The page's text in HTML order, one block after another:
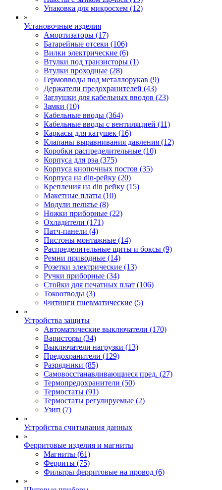
Упаковка для микросхем (12)
»
Установочные изделия
Амортизаторы (17)
Батарейные отсеки (106)
Вилки электрические (6)
Втулки под транзисторы (1)
Втулки проходные (28)
Гермовводы под металлорукав (9)
Держатели предохранителей (43)
Заглушки для кабельных вводов (23)
Замки (10)
Кабельные вводы (364)
Кабельные вводы с вентиляцией (11)
Каркасы для катушек (16)
Клапаны выравнивания давления (12)
Коробки распределительные (10)
Корпуса для рэа (375)
Корпуса кнопочных постов (35)
Корпуса на din-рейку (20)
Крепления на din рейку (15)
Макетные платы (10)
Модули пельтье (8)
Ножки приборные (22)
Охладители (171)
Патч-панели (4)
Пистоны монтажные (14)
Распределительные щиты и боксы (9)
Ремни приводные (14)
Розетки электрические (13)
Ручки приборные (34)
Стойки для печатных плат (106)
Токоотводы (3)
Фитинги пневматические (5)
»
Устройства защиты
Автоматические выключатели (170)
Варисторы (34)
Выключатели нагрузки (13)
Предохранители (129)
Разрядники (85)
Самовосстанавливающиеся пред. (27)
Термопредохранители (50)
Термостаты (91)
Термостаты регулируемые (2)
Узип (7)
»
Устройства считывания данных
»
Ферритовые изделия и магниты
Магниты (61)
Ферриты (75)
Фильтры ферритовые на провод (6)
»